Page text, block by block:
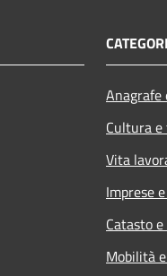
Cultura
Vita
Imprese
Catasto
Mobilità